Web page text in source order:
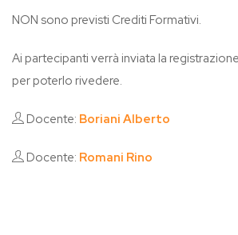
NON sono previsti Crediti Formativi.
Ai partecipanti verrà inviata la
per poterlo rivedere.
Docente: Boriani Alberto
Docente: Romani Rino